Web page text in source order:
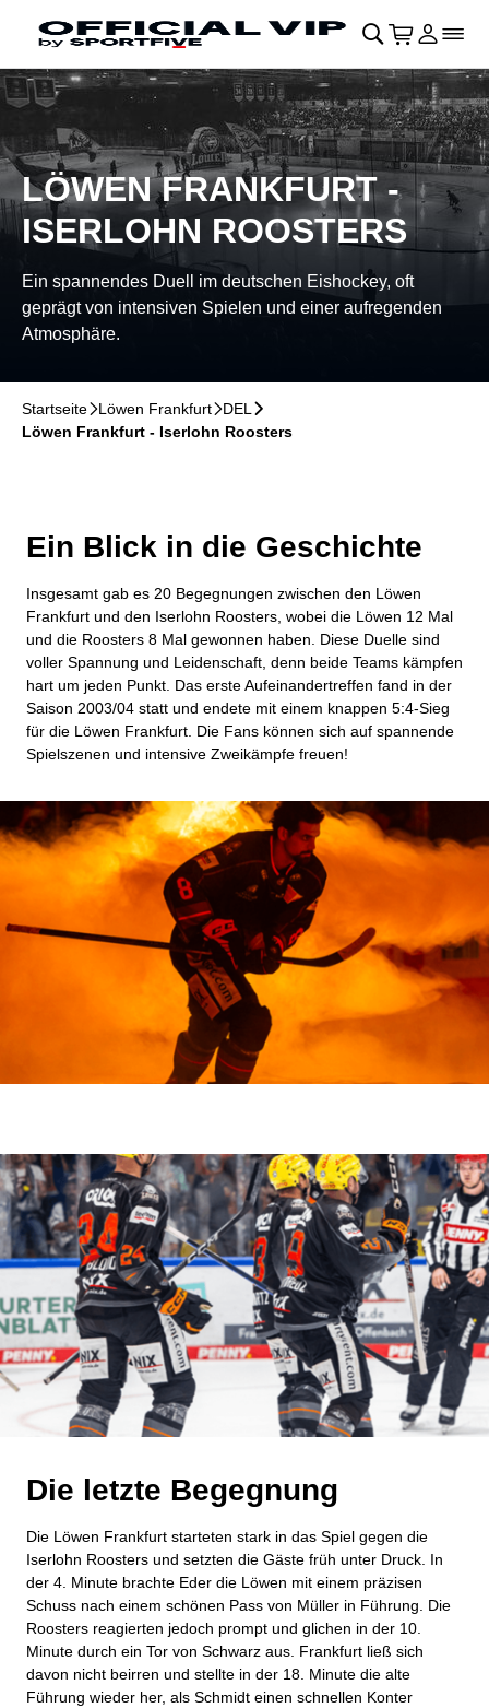
Navigation überspringen􀄫
􀊫 􀍩 Login
􀉩􀌇
LÖWEN FRANKFURT -
ISERLOHN ROOSTERS
Ein spannendes Duell im deutschen Eishockey, oft
geprägt von intensiven Spielen und einer aufregenden
Atmosphäre.
Startseite􀆊Löwen Frankfurt􀆊DEL 􀆊
Löwen Frankfurt - Iserlohn Roosters
Ein Blick in die Geschichte
Insgesamt gab es 20 Begegnungen zwischen den Löwen
Frankfurt und den Iserlohn Roosters, wobei die Löwen 12 Mal
und die Roosters 8 Mal gewonnen haben. Diese Duelle sind
voller Spannung und Leidenschaft, denn beide Teams kämpfen
hart um jeden Punkt. Das erste Aufeinandertreffen fand in der
Saison 2003/04 statt und endete mit einem knappen 5:4-Sieg
für die Löwen Frankfurt. Die Fans können sich auf spannende
Spielszenen und intensive Zweikämpfe freuen!
Die letzte Begegnung
Die Löwen Frankfurt starteten stark in das Spiel gegen die
Iserlohn Roosters und setzten die Gäste früh unter Druck. In
der 4. Minute brachte Eder die Löwen mit einem präzisen
Schuss nach einem schönen Pass von Müller in Führung. Die
Roosters reagierten jedoch prompt und glichen in der 10.
Minute durch ein Tor von Schwarz aus. Frankfurt ließ sich
davon nicht beirren und stellte in der 18. Minute die alte
Führung wieder her, als Schmidt einen schnellen Konter